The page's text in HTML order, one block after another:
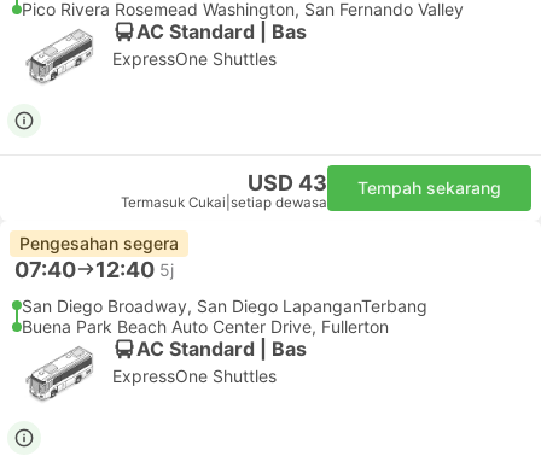
Pico Rivera Rosemead Washington, San Fernando Valley
AC Standard | Bas
ExpressOne Shuttles
USD 43
Termasuk Cukai setiap dewasa
Tempah sekarang
Pengesahan segera
07:40 12:40 5j
San Diego Broadway, San Diego LapanganTerbang
Buena Park Beach Auto Center Drive, Fullerton
AC Standard | Bas
ExpressOne Shuttles